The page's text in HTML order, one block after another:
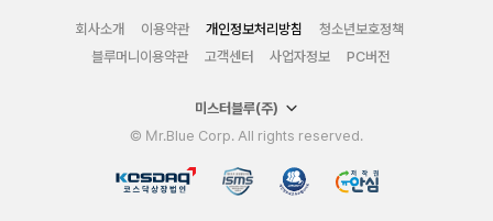
회사소개 이용약관 개인정보처리방침
청소년보호정책
블루머니이용약관
고객센터 사업자정보 PC버전
미스터블루(주)
© Mr.Blue Corp. All rights reserved.